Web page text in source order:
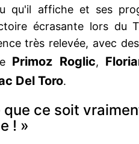
qu'il affiche et ses
écrasante lors du
très relevée, avec
Primoz Roglic,
Del Toro.
ce soit
! »